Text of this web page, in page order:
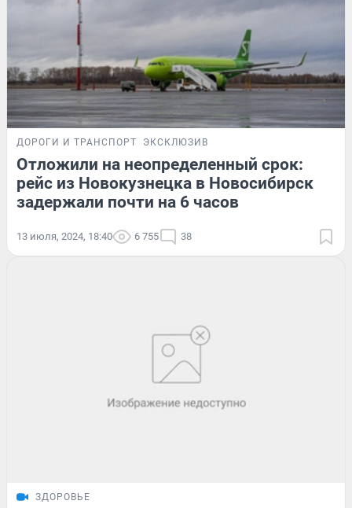
ДОРОГИ И ТРАНСПОРТ ЭКСКЛЮЗИВ
Отложили на неопределенный срок:
рейс из Новокузнецка в Новосибирск
задержали почти на 6 часов
13 июля, 2024, 18:40 6 755 38
ЗДОРОВЬЕ